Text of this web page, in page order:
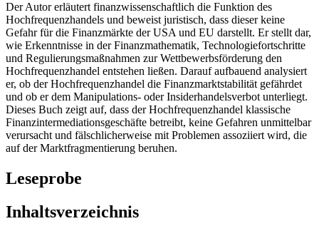
Der Autor erläutert finanzwissenschaftlich die Funktion des
Hochfrequenzhandels und beweist juristisch, dass dieser keine
Gefahr für die Finanzmärkte der USA und EU darstellt. Er stellt dar,
wie Erkenntnisse in der Finanzmathematik, Technologiefortschritte
und Regulierungsmaßnahmen zur Wettbewerbsförderung den
Hochfrequenzhandel entstehen ließen. Darauf aufbauend analysiert
er, ob der Hochfrequenzhandel die Finanzmarktstabilität gefährdet
und ob er dem Manipulations- oder Insiderhandelsverbot unterliegt.
Dieses Buch zeigt auf, dass der Hochfrequenzhandel klassische
Finanzintermediationsgeschäfte betreibt, keine Gefahren unmittelbar
verursacht und fälschlicherweise mit Problemen assoziiert wird, die
auf der Marktfragmentierung beruhen.
Leseprobe
Inhaltsverzeichnis